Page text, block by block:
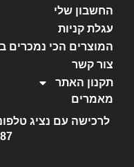
החשבון שלי
עגלת קניות
המוצרים הכי נמכרים
צור קשר
תקנון האתר
מאמרים
לרכישה עם נציג